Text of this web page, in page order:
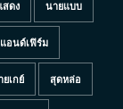
ดง นายแบบ
อนด์เฟิร์ม
ยเกย์ สุดหล่อ